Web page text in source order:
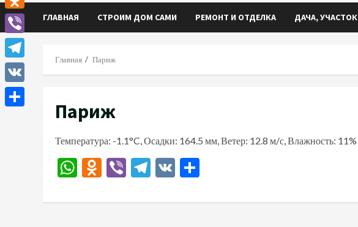
ГЛАВНАЯ СТРОИМ ДОМ САМИ РЕМОНТ И ОТДЕЛКА ДАЧА, УЧАСТОК
Главная Париж
Париж
Температура: -1.1°C, Осадки: 164.5 мм, Ветер: 12.8 м/с, Влажность: 11%
WhatsApp
Odnoklassniki
ViberTelegram
VK
Odnoklassniki
Viber
Telegram
VK